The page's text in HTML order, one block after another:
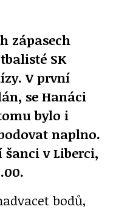
zápasech
SK
V první
se Hanáci
bylo i
naplno.
v Liberci,
bodů,